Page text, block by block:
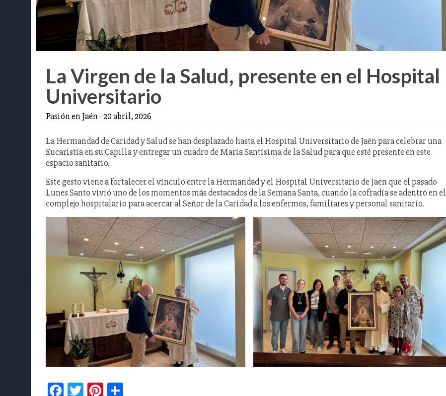
La Virgen de la Salud, presente en el Hospital
Universitario
Pasión en Jaén -20 abril, 2026
La Hermandad de Caridad y Salud se han desplazado hasta el Hospital Universitario de Jaén para celebrar una
Eucaristía en su Capilla y entregar un cuadro de María Santísima de la Salud para que esté presente en este
espacio sanitario.
Este gesto viene a fortalecer el vínculo entre la Hermandad y el Hospital Universitario de Jaén que el pasado
Lunes Santo vivió uno de los momentos más destacados de la Semana Santa, cuando la cofradía se adentró en el
complejo hospitalario para acercar al Señor de la Caridad a los enfermos, familiares y personal sanitario.
Facebook
TwitterPinterest